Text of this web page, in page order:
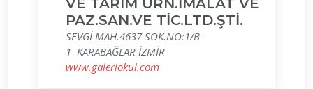
VE TARIM ÜRN.İMALAT VE
PAZ.SAN.VE TİC.LTD.ŞTİ.
SEVGİ MAH.4637 SOK.NO:1/B-
1 KARABAĞLAR İZMİR
www.galeriokul.com